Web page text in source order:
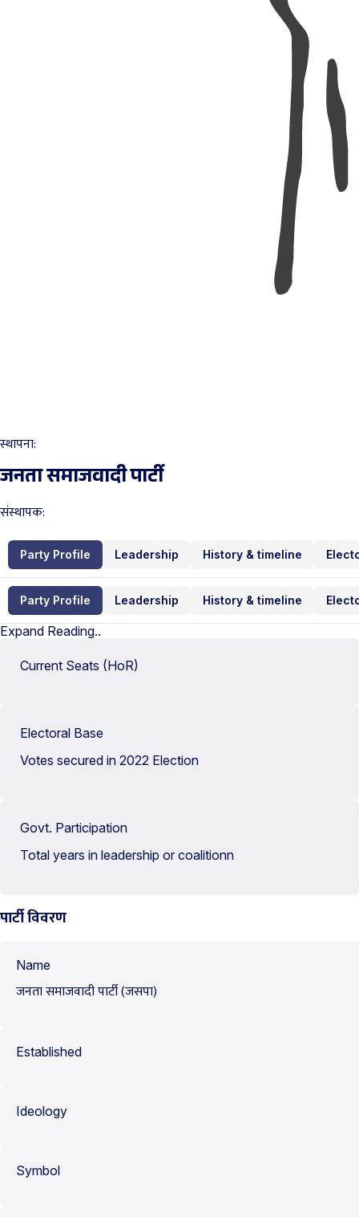
स्थापना:
जनता समाजवादी पार्टी
संस्थापक:
Party Profile Leadership History & timeline
Party Profile Leadership History & timeline
Expand Reading..
Current Seats (HoR)
Electoral Base
Votes secured in 2022 Election
Govt. Participation
Total years in leadership or coalitionn
पार्टी विवरण
Name
जनता समाजवादी पार्टी (जसपा)
Established
Ideology
Symbol